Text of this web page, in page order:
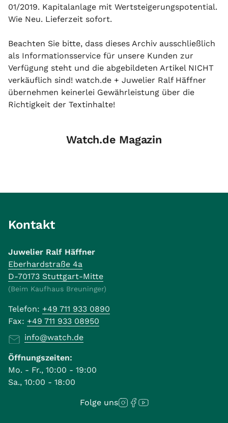
01/2019. Kapitalanlage mit Wertsteigerungspotential.
Wie Neu. Lieferzeit sofort.
Beachten Sie bitte, dass dieses Archiv ausschließlich
als Informationsservice für unsere Kunden zur
Verfügung steht und die abgebildeten Artikel NICHT
verkäuflich sind! watch.de + Juwelier Ralf Häffner
übernehmen keinerlei Gewährleistung über die
Richtigkeit der Textinhalte!
Watch.de Magazin
Kontakt
Juwelier Ralf Häffner
Eberhardstraße 4a
D-70173 Stuttgart-Mitte
(Beim Kaufhaus Breuninger)
Telefon: +49 711 933 0890
Fax: +49 711 933 08950
info@watch.de
Öffnungszeiten:
Mo. - Fr., 10:00 - 19:00
Sa., 10:00 - 18:00
Folge uns